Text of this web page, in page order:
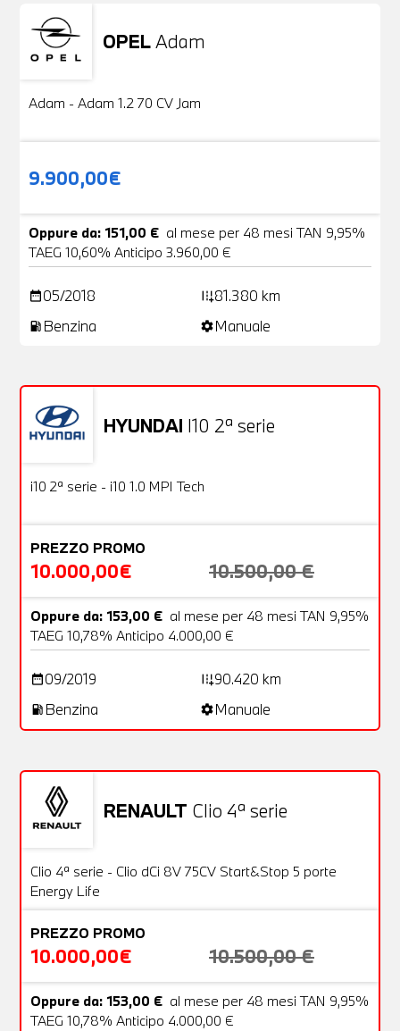
OPELAdam
Usato
Adam - Adam 1.2 70 CV Jam
9.900,00€
Oppure da: 151,00 € al mese per 48 mesi TAN 9,95%
TAEG 10,60% Anticipo 3.960,00 €
date_range05/2018 add_road81.380 km
local_gas_station Benzina settingsManuale
HYUNDAI I10 2ª serie
OFFERTA
Usato
i10 2ª serie - i10 1.0 MPI Tech
PREZZO PROMO
10.000,00€ 10.500,00 €
Oppure da: 153,00 € al mese per 48 mesi TAN 9,95%
TAEG 10,78% Anticipo 4.000,00 €
date_range09/2019 add_road90.420 km
local_gas_station Benzina settingsManuale
RENAULT Clio 4ª serie
OFFERTA
Usato
Clio 4ª serie - Clio dCi 8V 75CV Start&Stop 5 porte
Energy Life
PREZZO PROMO
10.000,00€ 10.500,00 €
Oppure da: 153,00 € al mese per 48 mesi TAN 9,95%
TAEG 10,78% Anticipo 4.000,00 €